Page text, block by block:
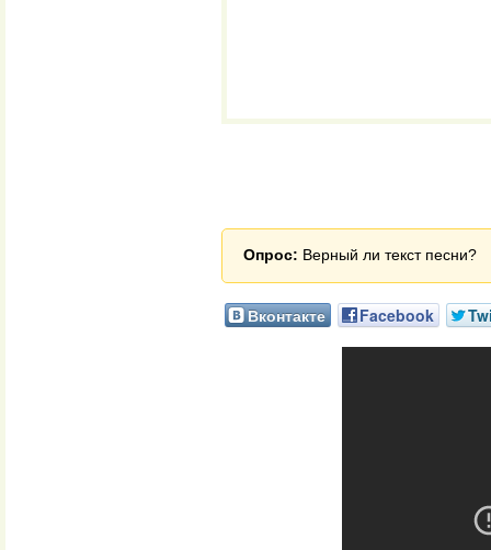
Опрос: Верный ли текст песни?
Вконтакте Facebook